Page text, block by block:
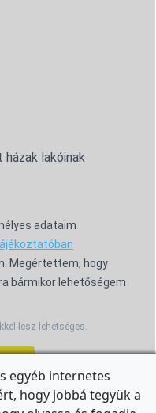
lakóinak
adataim
Megértettem, hogy
bármikor lehetőségem
lesz lehetséges.
HERE.
egyéb internetes
hogy jobbá tegyük a